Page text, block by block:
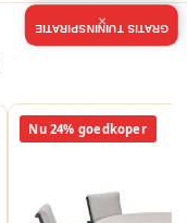
Nu 24% goedkoper
GRATIS TUININSPIRATIE
×